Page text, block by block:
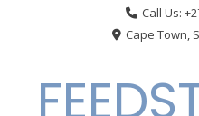
Call Us:
Cape Town,